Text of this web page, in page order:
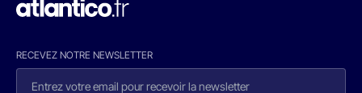
RECEVEZ NOTRE NEWSLETTER